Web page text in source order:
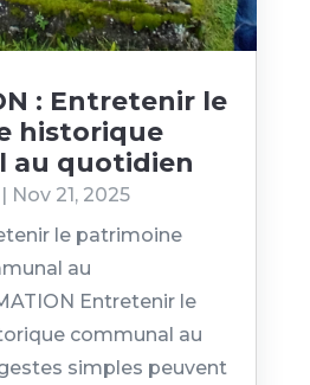
: Entretenir le
historique
au quotidien
| Nov 21, 2025
le patrimoine
au
Entretenir le
communal au
simples peuvent